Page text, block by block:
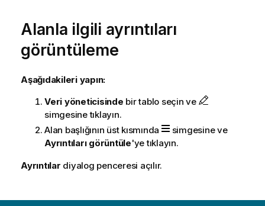
Alanla ilgili ayrıntıları
görüntüleme
Aşağıdakileri yapın:
Veri yöneticisinde bir tablo seçin ve
simgesine tıklayın.
Alan başlığının üst kısmında
simgesine ve
Ayrıntıları görüntüle'ye tıklayın.
Ayrıntılar diyalog penceresi açılır.